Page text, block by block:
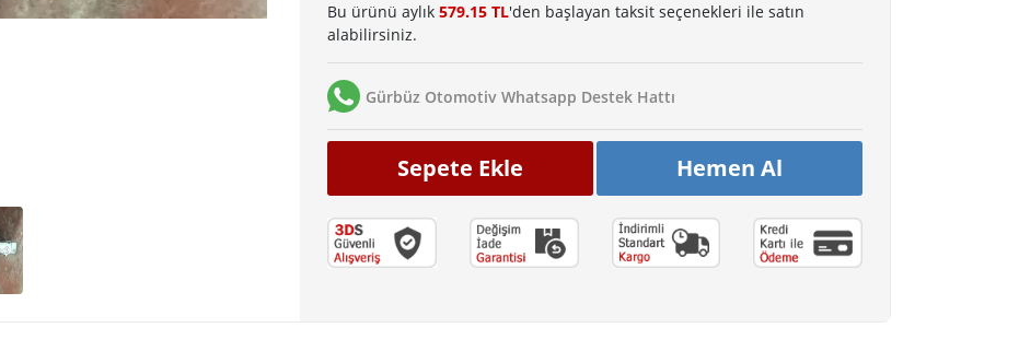
Bu ürünü aylık 579.15 TL'den başlayan taksit seçenekleri ile satın
alabilirsiniz.
Gürbüz Otomotiv Whatsapp Destek Hattı
Sepete Ekle Hemen Al